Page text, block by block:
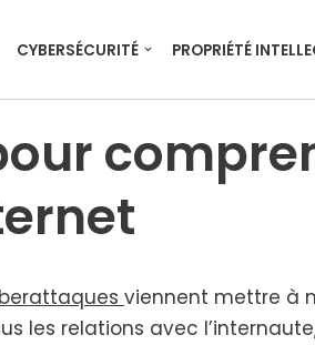
CYBERSÉCURITÉ PROPRIÉTÉ
viennent mettre à
les rela­tions avec